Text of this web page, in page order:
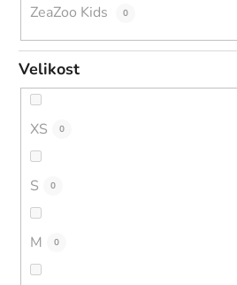
ZeaZoo Kids 0
Velikost
XS 0
S 0
M 0